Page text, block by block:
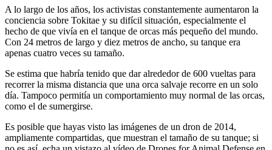
A lo largo de los años, los activistas constantemente aumentaron la
conciencia sobre Tokitae y su difícil situación, especialmente el
hecho de que vivía en el tanque de orcas más pequeño del mundo.
Con 24 metros de largo y diez metros de ancho, su tanque era
apenas cuatro veces su tamaño.
Se estima que habría tenido que dar alrededor de 600 vueltas para
recorrer la misma distancia que una orca salvaje recorre en un solo
día. Tampoco permitía un comportamiento muy normal de las orcas,
como el de sumergirse.
Es posible que hayas visto las imágenes de un dron de 2014,
ampliamente compartidas, que muestran el tamaño de su tanque; si